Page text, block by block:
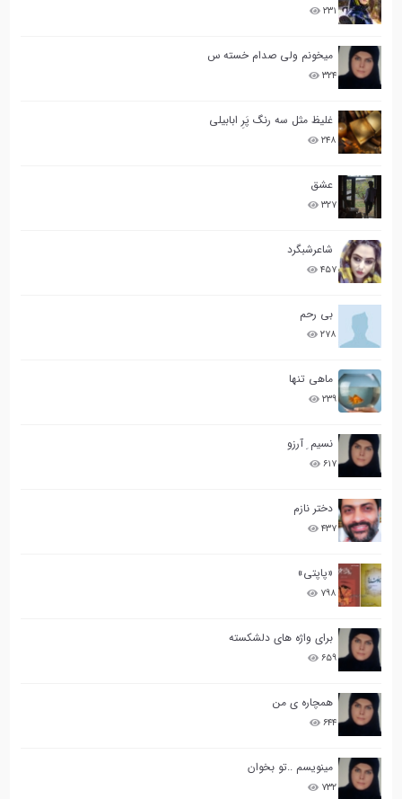
۲۳۱
میخونم ولی صدام خسته س
۳۲۴
غلیظ مثل سه رنگ پَرِ ابابیلی
۲۴۸
عشق
۳۲۷
شاعرشبگرد
۴۵۷
بی رحم
۲۷۸
ماهی تنها
۲۳۹
نسیم ِ آرزو
۶۱۷
دختر نازم
۴۳۷
«پاپتی»
۷۹۸
برای واژه های دلشکسته
۶۵۹
همچاره ی من
۶۴۴
مینویسم ..تو بخوان
۷۳۲